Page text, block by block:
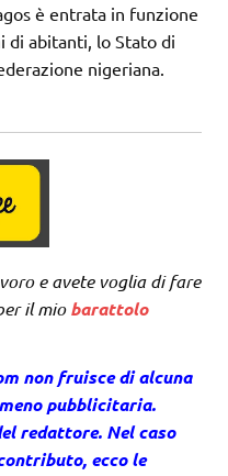
è entrata in funzione
di abitanti, lo Stato di
nigeriana.
e avete voglia di fare
il miobarattolo
non fruisce di alcuna
pubblicitaria.
redattore. Nel caso
ecco le